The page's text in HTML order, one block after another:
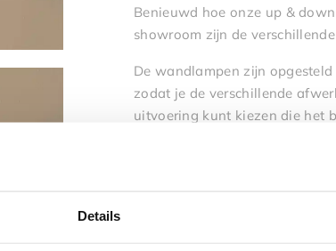
Details
Benieuwd hoe onze up &
showroom zijn de
De wandlampen zijn
zodat je de verschillende
uitvoering kunt kiezen die het